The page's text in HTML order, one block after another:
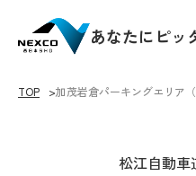
あなたにピッ
TOP 加茂岩倉パーキングエリア（
松江自動車